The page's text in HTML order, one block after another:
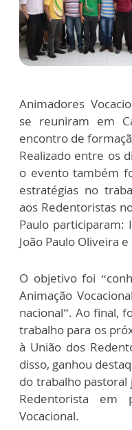
Animadores
se reuniram em
encontro de
Realizado entre os
o evento também
estratégias no
aos Redentoristas
Paulo participaram:
João Paulo Oliveira
O objetivo foi
Animação
nacional”. Ao final,
trabalho para os
à União dos
disso, ganhou
do trabalho pastoral
Redentorista em
Vocacional.